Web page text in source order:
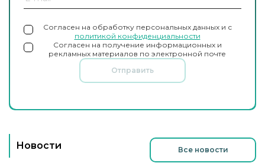
Согласен на обработку персональных данных и с
политикой конфиденциальности
Согласен на получение информационных и
рекламных материалов по электронной почте
Отправить
Новости Все новости